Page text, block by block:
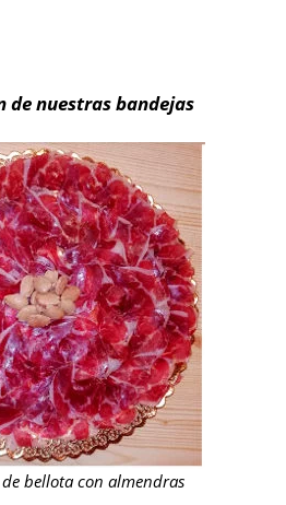
de nuestras bandejas
bellota con almendras